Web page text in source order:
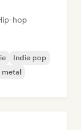
hop
Indie pop